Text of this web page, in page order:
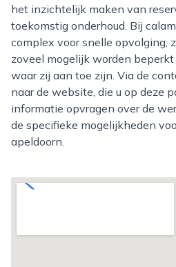
het inzichtelijk maken van
toekomstig onderhoud. Bij
complex voor snelle opvolging,
zoveel mogelijk worden
waar zij aan toe zijn. Via de
naar de website, die u op deze
informatie opvragen over de
de specifieke mogelijkheden
apeldoorn.